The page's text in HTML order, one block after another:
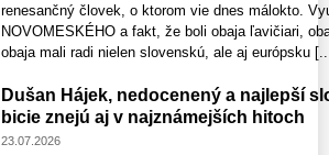
renesančný človek, o ktorom vie dnes málokto.
NOVOMESKÉHO a fakt, že boli obaja ľavičiari,
obaja mali radi nielen slovenskú, ale aj európsku
Dušan Hájek, nedocenený a najlepší
bicie znejú aj v najznámejších hitoch
23.07.2026